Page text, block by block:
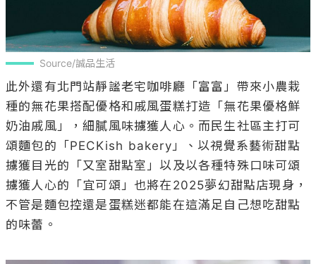
Source/誠品生活
此外還有北門站靜謐老宅咖啡廳「富富」帶來小農栽
種的無花果搭配優格和戚風蛋糕打造「無花果優格鮮
奶油戚風」，細膩風味擄獲人心。而民生社區主打可
頌麵包的「PECKish bakery」、以視覺系藝術甜點
擄獲目光的「又室甜點室」以及以各種特殊口味可頌
擄獲人心的「宜可頌」也將在2025夢幻甜點店現身，
不管是麵包控還是蛋糕迷都能在這滿足自己想吃甜點
的味蕾。